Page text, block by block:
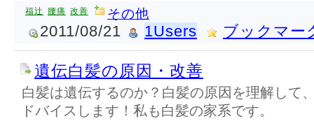
福辻 腰痛 改善 その他
2011/08/21 1Users ブックマー
遺伝白髪の原因・改善
白髪は遺伝するのか？白髪の原因を理解して
ドバイスします！私も白髪の家系です。